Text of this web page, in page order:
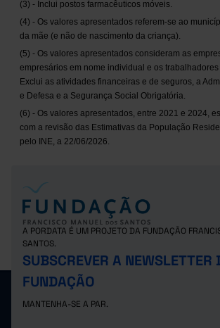
(3) - Inclui postos farmacêuticos móveis.
(4) - Os valores apresentados referem-se ao
da mãe (e não de nascimento da criança).
(5) - Os valores apresentados consideram as
empresários em nome individual e os
Exclui as atividades financeiras e de seguros, a
e Defesa e a Segurança Social Obrigatória.
(6) - Os valores apresentados, entre 2021 e 2024,
com a revisão das Estimativas da População
pelo INE, a 22/06/2026.
A PORDATA É UM PROJETO DA FUNDAÇÃO
SANTOS.
SUBSCREVER A NEWSLETTER
FUNDAÇÃO
MANTENHA-SE A PAR.